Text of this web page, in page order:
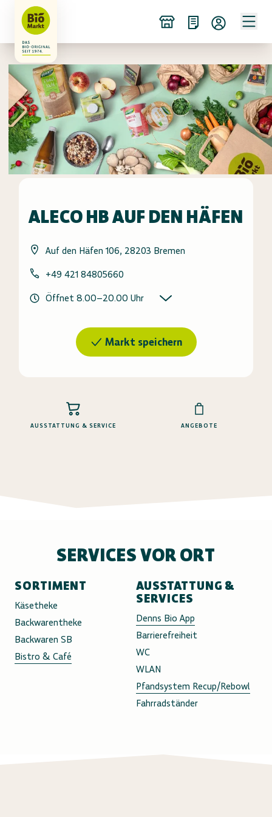
ALECO HB AUF DEN HÄFEN
Auf den Häfen 106, 28203 Bremen
+49 421 84805660
Öffnet 8.00–20.00 Uhr
Markt speichern
AUSSTATTUNG & SERVICE ANGEBOTE
SERVICES VOR ORT
SORTIMENT
Käsetheke
Backwarentheke
Backwaren SB
Bistro & Café
AUSSTATTUNG &
SERVICES
Denns Bio App
Barrierefreiheit
WC
WLAN
Pfandsystem Recup/Rebowl
Fahrradständer